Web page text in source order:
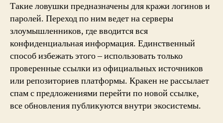
Такие ловушки предназначены для кражи логинов и
паролей. Переход по ним ведет на серверы
злоумышленников, где вводится вся
конфиденциальная информация. Единственный
способ избежать этого – использовать только
проверенные ссылки из официальных источников
или репозиториев платформы. Кракен не рассылает
спам с предложениями перейти по новой ссылке,
все обновления публикуются внутри экосистемы.